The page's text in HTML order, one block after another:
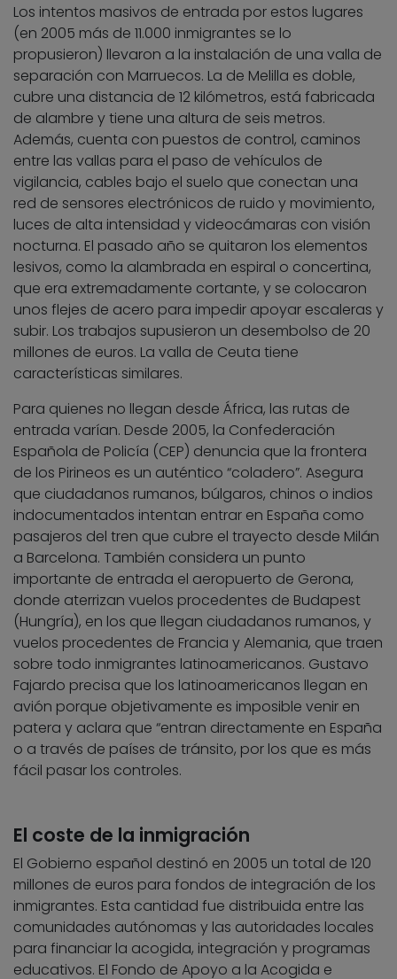
Los intentos masivos de entrada por estos lugares
(en 2005 más de 11.000 inmigrantes se lo
propusieron) llevaron a la instalación de una valla de
separación con Marruecos. La de Melilla es doble,
cubre una distancia de 12 kilómetros, está fabricada
de alambre y tiene una altura de seis metros.
Además, cuenta con puestos de control, caminos
entre las vallas para el paso de vehículos de
vigilancia, cables bajo el suelo que conectan una
red de sensores electrónicos de ruido y movimiento,
luces de alta intensidad y videocámaras con visión
nocturna. El pasado año se quitaron los elementos
lesivos, como la alambrada en espiral o concertina,
que era extremadamente cortante, y se colocaron
unos flejes de acero para impedir apoyar escaleras y
subir. Los trabajos supusieron un desembolso de 20
millones de euros. La valla de Ceuta tiene
características similares.
Para quienes no llegan desde África, las rutas de
entrada varían. Desde 2005, la Confederación
Española de Policía (CEP) denuncia que la frontera
de los Pirineos es un auténtico “coladero”. Asegura
que ciudadanos rumanos, búlgaros, chinos o indios
indocumentados intentan entrar en España como
pasajeros del tren que cubre el trayecto desde Milán
a Barcelona. También considera un punto
importante de entrada el aeropuerto de Gerona,
donde aterrizan vuelos procedentes de Budapest
(Hungría), en los que llegan ciudadanos rumanos, y
vuelos procedentes de Francia y Alemania, que traen
sobre todo inmigrantes latinoamericanos. Gustavo
Fajardo precisa que los latinoamericanos llegan en
avión porque objetivamente es imposible venir en
patera y aclara que “entran directamente en España
o a través de países de tránsito, por los que es más
fácil pasar los controles.
El coste de la inmigración
El Gobierno español destinó en 2005 un total de 120
millones de euros para fondos de integración de los
inmigrantes. Esta cantidad fue distribuida entre las
comunidades autónomas y las autoridades locales
para financiar la acogida, integración y programas
educativos. El Fondo de Apoyo a la Acogida e